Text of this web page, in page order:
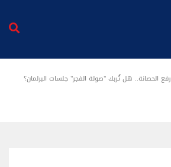
الحصانة.. هل تُربك "صولة الفجر" جلسات البرلمان؟